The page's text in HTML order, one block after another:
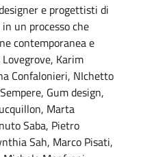
e progettisti di
un processo che
contemporanea e
Karim
Confalonieri, NIchetto
Gum design,
Marta
Saba, Pietro
Sah, Marco Pisati,